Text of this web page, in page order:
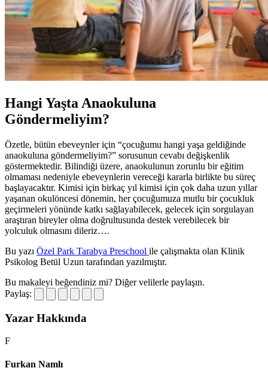
Hangi Yaşta Anaokuluna
Göndermeliyim?
Özetle, bütün ebeveynler için “çocuğumu hangi yaşa geldiğinde
anaokuluna göndermeliyim?” sorusunun cevabı değişkenlik
göstermektedir. Bilindiği üzere, anaokulunun zorunlu bir eğitim
olmaması nedeniyle ebeveynlerin vereceği kararla birlikte bu süreç
başlayacaktır. Kimisi için birkaç yıl kimisi için çok daha uzun yıllar
yaşanan okulöncesi dönemin, her çocuğumuza mutlu bir çocukluk
geçirmeleri yönünde katkı sağlayabilecek, gelecek için sorgulayan
araştıran bireyler olma doğrultusunda destek verebilecek bir
yolculuk olmasını dileriz….
Bu yazı Özel Park Tarabya Preschool ile çalışmakta olan Klinik
Psikolog Betül Uzun tarafından yazılmıştır.
Bu makaleyi beğendiniz mi? Diğer velilerle paylaşın.
Paylaş:
Yazar Hakkında
F
Furkan Namlı